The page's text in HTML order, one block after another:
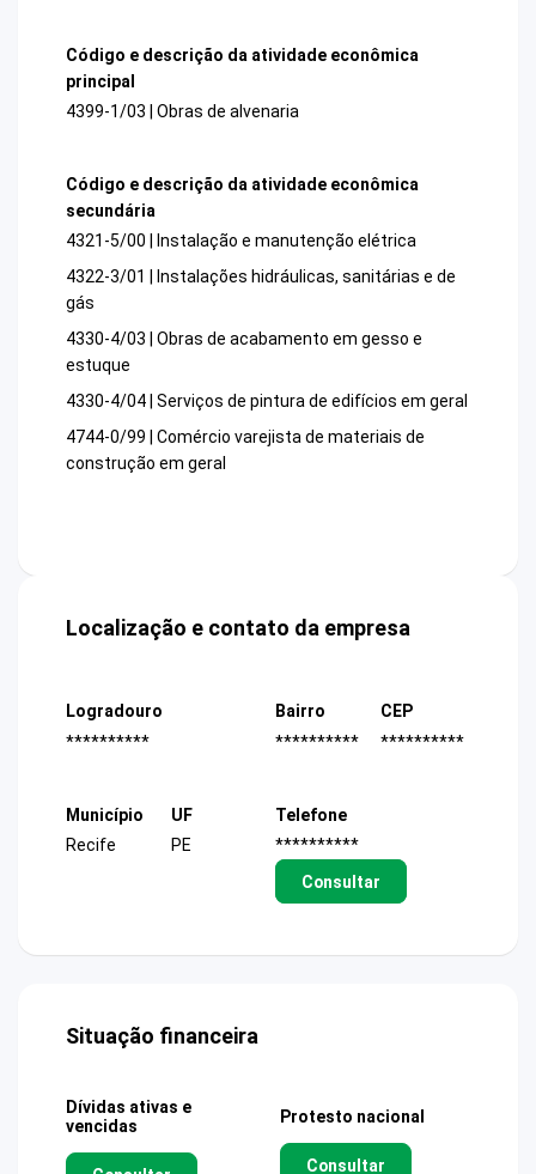
Código e descrição da atividade econômica
principal
4399-1/03 | Obras de alvenaria
Código e descrição da atividade econômica
secundária
4321-5/00 | Instalação e manutenção elétrica
4322-3/01 | Instalações hidráulicas, sanitárias e de
gás
4330-4/03 | Obras de acabamento em gesso e
estuque
4330-4/04 | Serviços de pintura de edifícios em geral
4744-0/99 | Comércio varejista de materiais de
construção em geral
Localização e contato da empresa
Logradouro
**********
Bairro
**********
CEP
**********
Município
Recife
UF
PE
Telefone
**********
Consultar
Situação financeira
Dívidas ativas e
vencidas
Protesto nacional
Consultar